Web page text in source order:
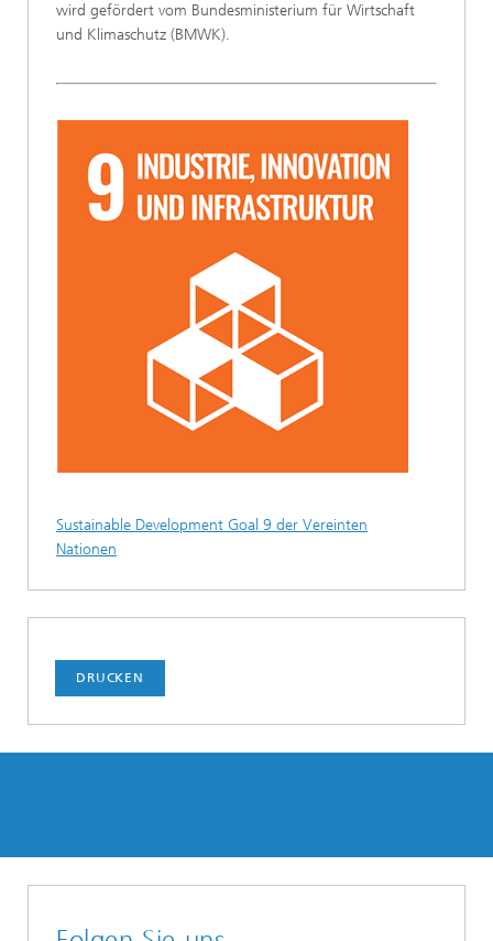
wird gefördert vom Bundesministerium für Wirtschaft
und Klimaschutz (BMWK).
Sustainable Development Goal 9 der Vereinten
Nationen
DRUCKEN